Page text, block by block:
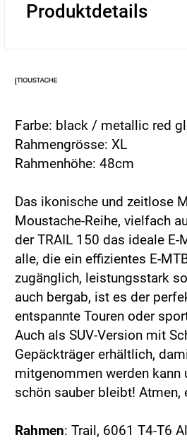
Produktdetails
Farbe: black / metallic red
Rahmengrösse: XL
Rahmenhöhe: 48cm
Das ikonische und zeitlose
Moustache-Reihe, vielfach
der TRAIL 150 das ideale
alle, die ein effizientes E-
zugänglich, leistungsstark
auch bergab, ist es der
entspannte Touren oder
Auch als SUV-Version mit
Gepäckträger erhältlich,
mitgenommen werden kann
schön sauber bleibt! Atmen,
Rahmen: Trail, 6061 T4-T6